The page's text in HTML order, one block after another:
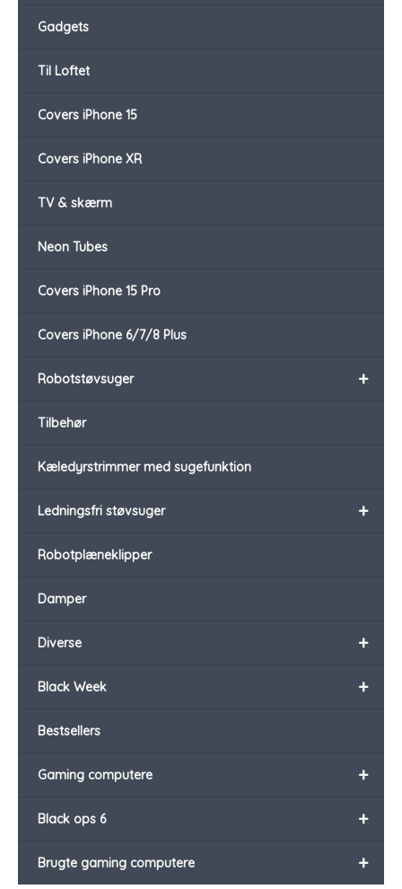
Gadgets
Til Loftet
Covers iPhone 15
Covers iPhone XR
TV & skærm
Neon Tubes
Covers iPhone 15 Pro
Covers iPhone 6/7/8 Plus
+
Robotstøvsuger
Tilbehør
Kæledyrstrimmer med sugefunktion
+
Ledningsfri støvsuger
Robotplæneklipper
Damper
+
Diverse
+
Black Week
Bestsellers
+
Gaming computere
+
Black ops 6
+
Brugte gaming computere